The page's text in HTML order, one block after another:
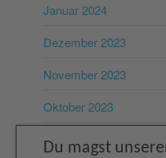
Januar 2024
Dezember 2023
November 2023
Oktober 2023
September 2023
Du magst